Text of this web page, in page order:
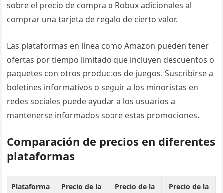
sobre el precio de compra o Robux adicionales al
comprar una tarjeta de regalo de cierto valor.
Las plataformas en línea como Amazon pueden tener
ofertas por tiempo limitado que incluyen descuentos o
paquetes con otros productos de juegos. Suscribirse a
boletines informativos o seguir a los minoristas en
redes sociales puede ayudar a los usuarios a
mantenerse informados sobre estas promociones.
Comparación de precios en diferentes
plataformas
Plataforma
Precio de la
Precio de la
Precio de la